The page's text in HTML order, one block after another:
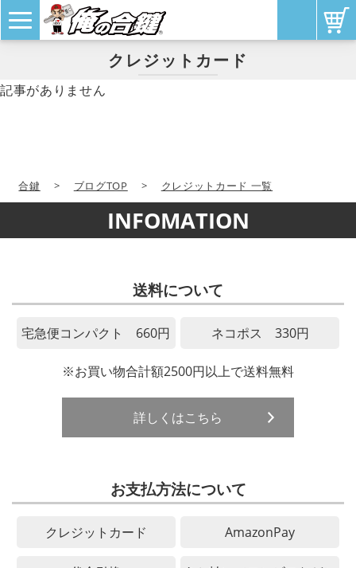
クレジットカード
記事がありません
合鍵 > ブログTOP > クレジットカード 一覧
INFOMATION
送料について
宅急便コンパクト 660円 ネコポス 330円
※お買い物合計額2500円以上で送料無料
詳しくはこちら
お支払方法について
クレジットカード AmazonPay